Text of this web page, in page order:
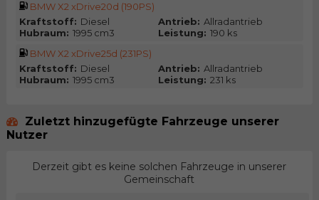
BMW X2 xDrive20d (190PS)
Kraftstoff: Diesel Antrieb: Allradantrieb
Hubraum: 1995 cm3 Leistung: 190 ks
BMW X2 xDrive25d (231PS)
Kraftstoff: Diesel Antrieb: Allradantrieb
Hubraum: 1995 cm3 Leistung: 231 ks
Zuletzt hinzugefügte Fahrzeuge unserer
Nutzer
Derzeit gibt es keine solchen Fahrzeuge in unserer
Gemeinschaft